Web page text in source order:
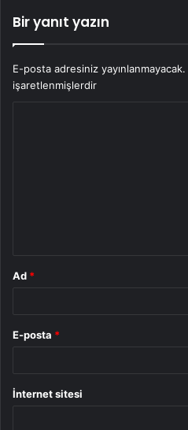
Bir yanıt yazın
E-posta adresiniz yayınlanmayacak.
işaretlenmişlerdir
Ad *
E-posta *
İnternet sitesi